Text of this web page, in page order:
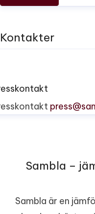
Kontakter
Sambla –
Sambla är en